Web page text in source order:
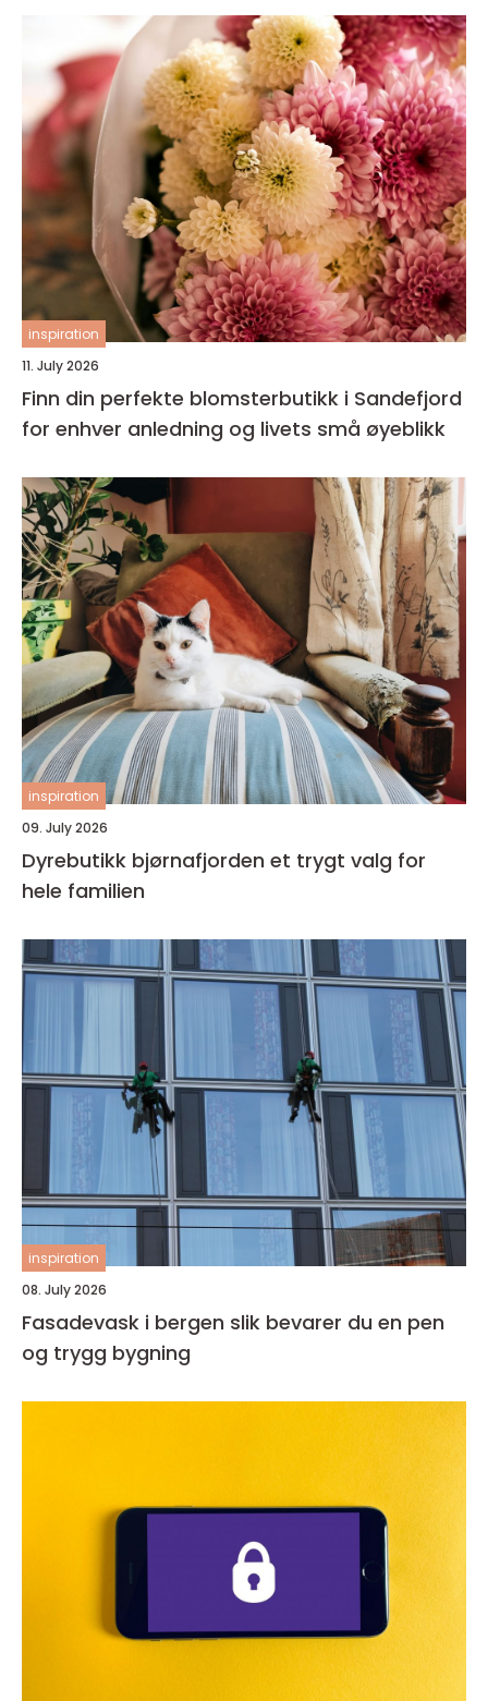
inspiration
11. July 2026
Finn din perfekte blomsterbutikk i Sandefjord
for enhver anledning og livets små øyeblikk
inspiration
09. July 2026
Dyrebutikk bjørnafjorden et trygt valg for
hele familien
inspiration
08. July 2026
Fasadevask i bergen slik bevarer du en pen
og trygg bygning